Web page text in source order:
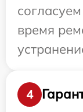
время
4